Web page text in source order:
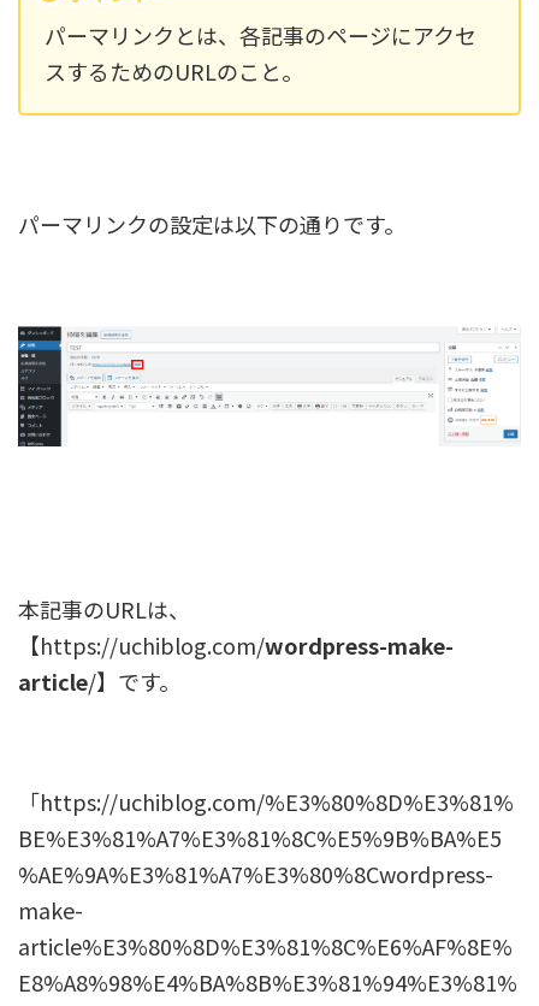
パーマリンクとは、各記事のページにアクセ
スするためのURLのこと。
パーマリンクの設定は以下の通りです。
本記事のURLは、
【https://uchiblog.com/wordpress-make-
article/】 です。
「https://uchiblog.com/%E3%80%8D%E3%81%
BE%E3%81%A7%E3%81%8C%E5%9B%BA%E5
%AE%9A%E3%81%A7%E3%80%8Cwordpress-
make-
article%E3%80%8D%E3%81%8C%E6%AF%8E%
E8%A8%98%E4%BA%8B%E3%81%94%E3%81%